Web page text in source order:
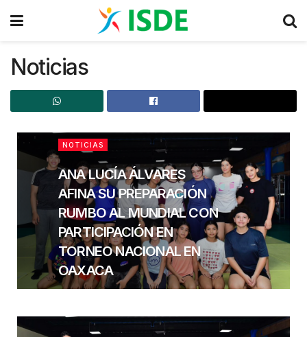
Noticias
NOTICIAS
ANA LUCÍA ÁLVARES
AFINA SU PREPARACIÓN
RUMBO AL MUNDIAL CON
PARTICIPACIÓN EN
TORNEO NACIONAL EN
OAXACA